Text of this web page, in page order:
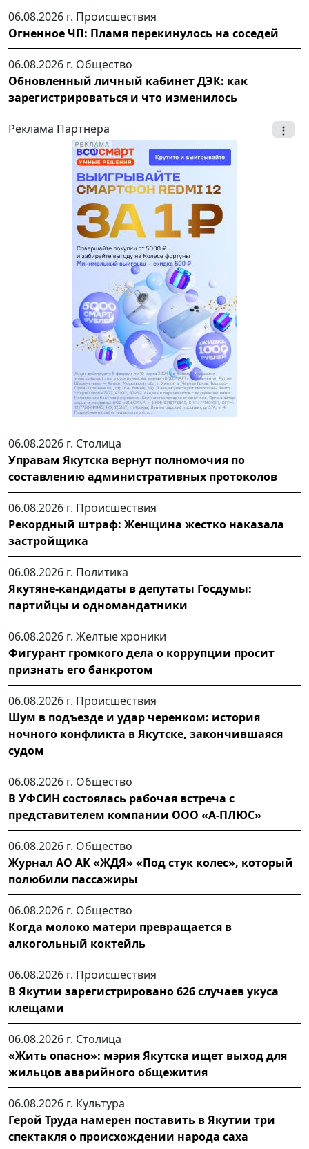
06.08.2026 г. Происшествия
Огненное ЧП: Пламя перекинулось на соседей
06.08.2026 г. Общество
Обновленный личный кабинет ДЭК: как
зарегистрироваться и что изменилось
Реклама Партнёра
06.08.2026 г. Столица
Управам Якутска вернут полномочия по
составлению административных протоколов
06.08.2026 г. Происшествия
Рекордный штраф: Женщина жестко наказала
застройщика
06.08.2026 г. Политика
Якутяне-кандидаты в депутаты Госдумы:
партийцы и одномандатники
06.08.2026 г. Желтые хроники
Фигурант громкого дела о коррупции просит
признать его банкротом
06.08.2026 г. Происшествия
Шум в подъезде и удар черенком: история
ночного конфликта в Якутске, закончившаяся
судом
06.08.2026 г. Общество
В УФСИН состоялась рабочая встреча с
представителем компании ООО «А-ПЛЮС»
06.08.2026 г. Общество
Журнал АО АК «ЖДЯ» «Под стук колес», который
полюбили пассажиры
06.08.2026 г. Общество
Когда молоко матери превращается в
алкогольный коктейль
06.08.2026 г. Происшествия
В Якутии зарегистрировано 626 случаев укуса
клещами
06.08.2026 г. Столица
«Жить опасно»: мэрия Якутска ищет выход для
жильцов аварийного общежития
06.08.2026 г. Культура
Герой Труда намерен поставить в Якутии три
спектакля о происхождении народа саха